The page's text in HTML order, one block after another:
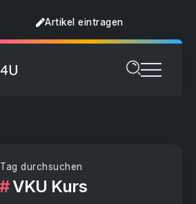
Artikel eintragen
Tag durchsuchen
VKU Kurs